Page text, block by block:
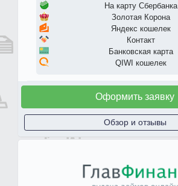
На карту Сбербанка
Золотая Корона
Яндекс кошелек
Контакт
Банковская карта
QIWI кошелек
Оформить заявку
Обзор и отзывы